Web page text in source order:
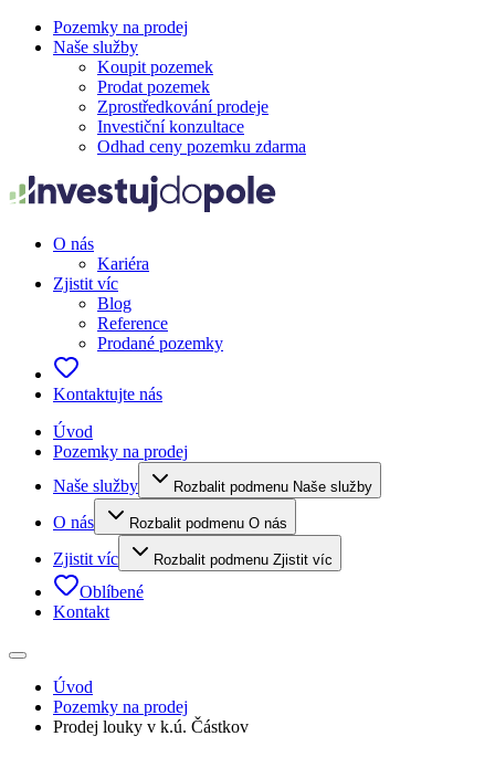
Pozemky na prodej
Naše služby
Koupit pozemek
Prodat pozemek
Zprostředkování prodeje
Investiční konzultace
Odhad ceny pozemku zdarma
O nás
Kariéra
Zjistit víc
Blog
Reference
Prodané pozemky
Kontaktujte nás
Úvod
Pozemky na prodej
Naše služby
Rozbalit podmenu Naše služby
O nás Rozbalit podmenu O nás
Zjistit víc Rozbalit podmenu Zjistit víc
Oblíbené
Kontakt
Úvod
Pozemky na prodej
Prodej louky v k.ú. Částkov